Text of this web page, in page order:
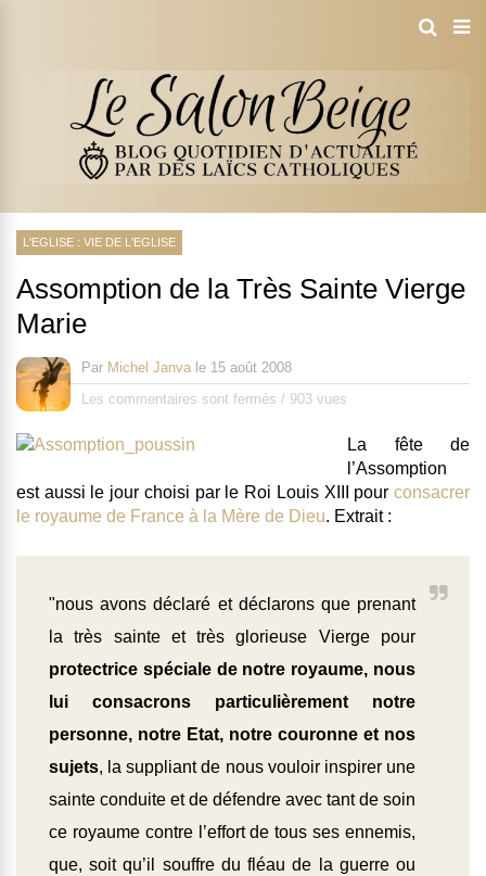
L'EGLISE : VIE DE L'EGLISE
Assomption de la Très Sainte Vierge
Marie
Par Michel Janva le 15 août 2008
Les commentaires sont fermés / 903 vues
La fête de
l’Assomption
est aussi le jour choisi par le Roi Louis XIII pour consacrer
le royaume de France à la Mère de Dieu. Extrait :
"nous avons déclaré et déclarons que prenant
la très sainte et très glorieuse Vierge pour
protectrice spéciale de notre royaume, nous
lui consacrons particulièrement notre
personne, notre Etat, notre couronne et nos
sujets, la suppliant de nous vouloir inspirer une
sainte conduite et de défendre avec tant de soin
ce royaume contre l’effort de tous ses ennemis,
que, soit qu’il souffre du fléau de la guerre ou